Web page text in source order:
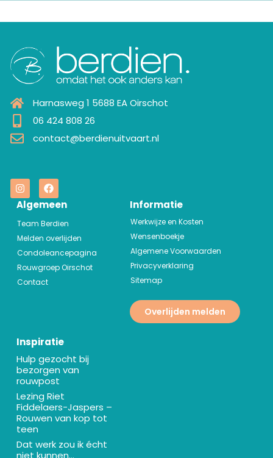
Harnasweg 1 5688 EA Oirschot
06 424 808 26
contact@berdienuitvaart.nl
Algemeen
Team Berdien
Melden overlijden
Condoleancepagina
Rouwgroep Oirschot
Contact
Informatie
Werkwijze en Kosten
Wensenboekje
Algemene Voorwaarden
Privacyverklaring
Sitemap
Overlijden melden
Inspiratie
Hulp gezocht bij
bezorgen van
rouwpost
Lezing Riet
Fiddelaers-Jaspers –
Rouwen van kop tot
teen
Dat werk zou ik écht
niet kunnen…